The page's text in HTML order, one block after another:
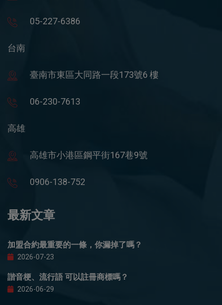
05-227-6386
台南
臺南市東區大同路一段173號6 樓
06-230-7613
高雄
高雄市小港區鋼平街167巷9號
0906-138-752
最新文章
加盟合約最重要的一條，你漏掉了嗎？
2026-07-23
諧音梗、流行語 可以註冊商標嗎？
2026-06-29